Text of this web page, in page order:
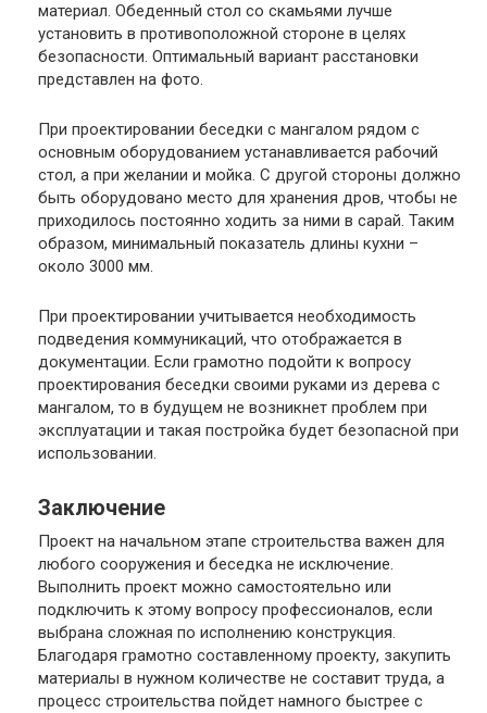
материал. Обеденный стол со скамьями лучше
установить в противоположной стороне в целях
безопасности. Оптимальный вариант расстановки
представлен на фото.
При проектировании беседки с мангалом рядом с
основным оборудованием устанавливается рабочий
стол, а при желании и мойка. С другой стороны должно
быть оборудовано место для хранения дров, чтобы не
приходилось постоянно ходить за ними в сарай. Таким
образом, минимальный показатель длины кухни –
около 3000 мм.
При проектировании учитывается необходимость
подведения коммуникаций, что отображается в
документации. Если грамотно подойти к вопросу
проектирования беседки своими руками из дерева с
мангалом, то в будущем не возникнет проблем при
эксплуатации и такая постройка будет безопасной при
использовании.
Заключение
Проект на начальном этапе строительства важен для
любого сооружения и беседка не исключение.
Выполнить проект можно самостоятельно или
подключить к этому вопросу профессионалов, если
выбрана сложная по исполнению конструкция.
Благодаря грамотно составленному проекту, закупить
материалы в нужном количестве не составит труда, а
процесс строительства пойдет намного быстрее с